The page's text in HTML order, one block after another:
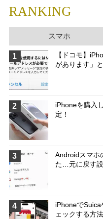
RANKING
スマホ
1
【ドコモ】
があります」
2
iPhoneを購入
定！
3
Androidスマホ
た…元に戻す
4
iPhoneで
ェックする方